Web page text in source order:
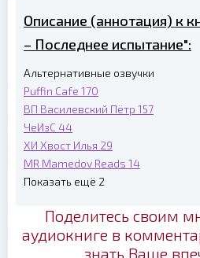
Описание (аннотация) к
– Последнее испытание":
Альтернативные озвучки
Puffin Cafe 170
ВП Василевский Пётр 157
ЧеИзС 44
ХИ Хвост Илья 29
MR Mamedov Reads 14
Показать ещё 2
Поделитесь своим
аудиокниге в
знать Ваше